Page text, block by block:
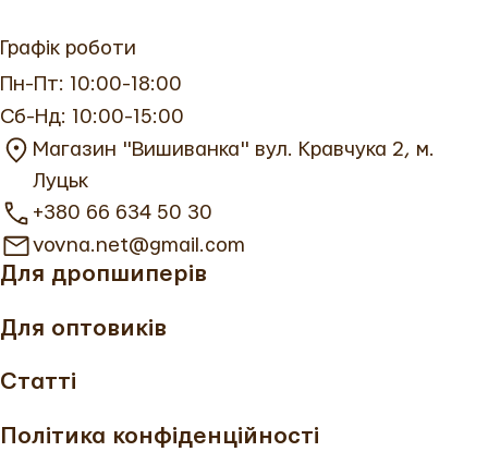
Для дропшиперів
Для оптовиків
Статті
Політика конфіденційності
Графік роботи
Пн-Пт: 10:00-18:00
Сб-Нд: 10:00-15:00
Магазин "Вишиванка" вул. Кравчука 2, м.
Луцьк
+380 66 634 50 30
vovna.net@gmail.com